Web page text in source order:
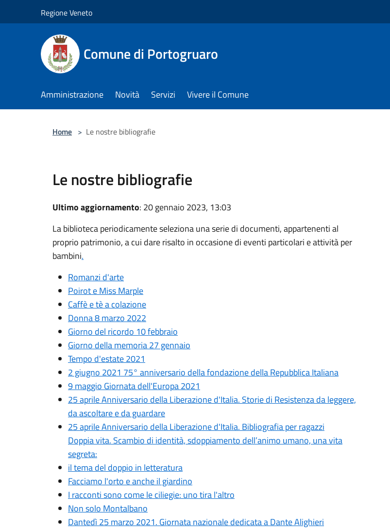
Regione Veneto
Comune di Portogruaro
Amministrazione Novità Servizi Vivere il Comune
Home > Le nostre bibliografie
Le nostre bibliografie
Ultimo aggiornamento: 20 gennaio 2023, 13:03
La biblioteca periodicamente seleziona una serie di documenti, appartenenti al
proprio patrimonio, a cui dare risalto in occasione di eventi particolari e attività per
bambini.
Romanzi d'arte
Poirot e Miss Marple
Caffè e tè a colazione
Donna 8 marzo 2022
Giorno del ricordo 10 febbraio
Giorno della memoria 27 gennaio
Tempo d'estate 2021
2 giugno 2021 75° anniversario della fondazione della Repubblica Italiana
9 maggio Giornata dell'Europa 2021
25 aprile Anniversario della Liberazione d'Italia. Storie di Resistenza da leggere,
da ascoltare e da guardare
25 aprile Anniversario della Liberazione d'Italia. Bibliografia per ragazzi
Doppia vita. Scambio di identità, sdoppiamento dell’animo umano, una vita
segreta:
il tema del doppio in letteratura
Facciamo l'orto e anche il giardino
I racconti sono come le ciliegie: uno tira l'altro
Non solo Montalbano
Dantedì 25 marzo 2021. Giornata nazionale dedicata a Dante Alighieri